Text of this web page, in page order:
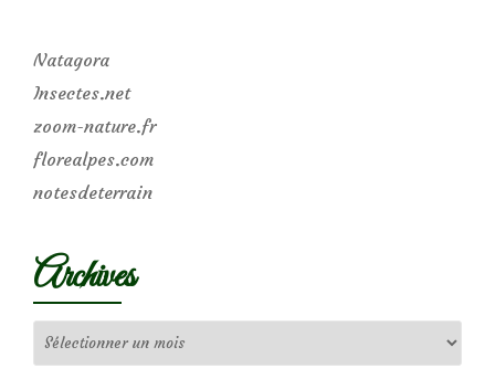
Natagora
Insectes.net
zoom-nature.fr
florealpes.com
notesdeterrain
Archives